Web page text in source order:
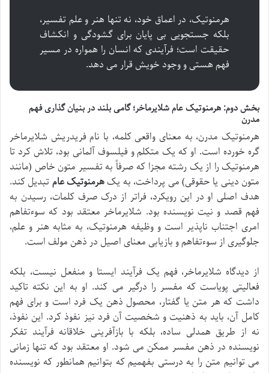
هرمنوتیک، در اعماق خود، نه تنها هنر و علم تفسیر،
بلکه جستجویی بی پایان برای گشودگی و انکشاف
حقیقت است؛ فرآیندی که انسان را همواره در مسیر
فهم هستی و وجود خویش قرار می دهد.
بخش دوم: هرمنوتیک عام شلایرماخر؛ گامی بلند در بنیان گذاری فهم
مدرن
هرمنوتیک مدرن، به معنای واقعی کلمه، با نام فریدریش شلایرماخر
گره خورده است. او که یک متکلم و فیلسوف آلمانی بود، تلاش کرد تا
هرمنوتیک را از یک رشته مجزا که صرفاً به تفسیر متون خاص (مانند
متون دینی یا حقوقی) می پرداخت، به یکهرمنوتیک عامتبدیل کند.
هدف اصلی او در این رویکرد، فراتر از درک صرف کلمات، رسیدن به
فهم قصد و نیت نویسنده بود. شلایرماخر معتقد بود که سوءتفاهم
امری اجتناب ناپذیر است و وظیفه هرمنوتیک، به مثابه هنر و علم،
جلوگیری از سوءتفاهم و بازیابی معنای اصیل در ذهن مولف است.
از دیدگاه شلایرماخر، فهم یک فرآیند ایستا و منفعل نیست، بلکه
فعالیتی پویاست که مفسر را درگیر می کند. او به این نکته تاکید
داشت که هر متن یا گفتار، محصول ذهن یک فرد است و برای فهم
کامل آن، باید به ذهنیت و شخصیت آن فرد نیز نفوذ کرد. این نفوذ،
نه از طریق همدلی ساده، بلکه با بازآفرینی خلاقانه فرآیند تفکر
نویسنده در ذهن مفسر ممکن می شود. او معتقد بود که تنها زمانی
می توانیم متن را به درستی بفهمیم که بتوانیم همانطور که نویسنده